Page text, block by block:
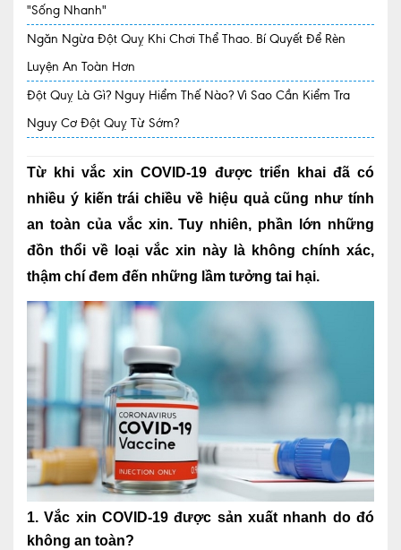
TRANG CHỦ
Quy trình khám bệnh tại Dr. Binh
TIN TỨC
Thông tin y tế
Tin Ưu đãi
Tin sự kiện
Báo chí nói về chúng tôi
Tin tức BHYT
DỊCH VỤ
Các chuyên khoa tại Phòng khám
Ngoại
Sản - Phụ Khoa
"Sống Nhanh"
Ngăn Ngừa Đột Quỵ Khi Chơi Thể Thao. Bí Quyết Để Rèn
Luyện An Toàn Hơn
Đột Quỵ Là Gì? Nguy Hiểm Thế Nào? Vì Sao Cần Kiểm Tra
Nguy Cơ Đột Quỵ Từ Sớm?
Từ khi vắc xin COVID-19 được triển khai đã có
nhiều ý kiến trái chiều về hiệu quả cũng như tính
an toàn của vắc xin. Tuy nhiên, phần lớn những
đồn thổi về loại vắc xin này là không chính xác,
thậm chí đem đến những lầm tưởng tai hại.
1. Vắc xin COVID-19 được sản xuất nhanh do đó
không an toàn?